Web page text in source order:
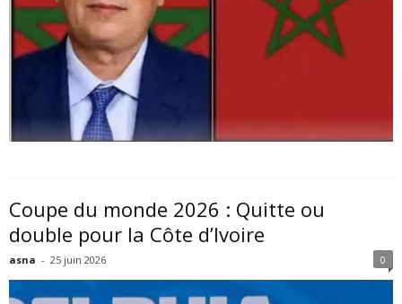
Coupe du monde 2026 : Quitte ou
double pour la Côte d’Ivoire
asna - 25 juin 2026 0